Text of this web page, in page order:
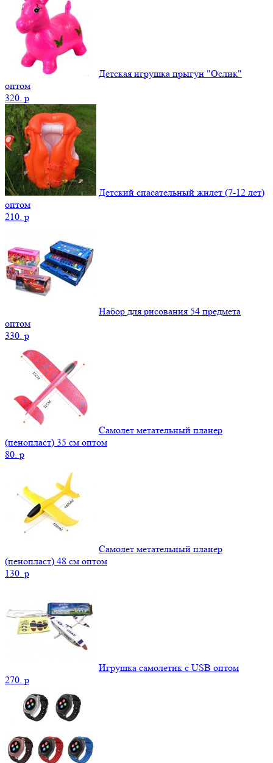
Детская игрушка прыгун "Ослик"
оптом
320. p
Детский спасательный жилет (7-12 лет)
оптом
210. p
Набор для рисования 54 предмета
оптом
330. p
Самолет метательный планер
(пенопласт) 35 см оптом
80. p
Самолет метательный планер
(пенопласт) 48 см оптом
130. p
Игрушка самолетик с USB оптом
270. p